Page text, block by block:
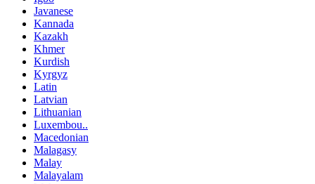
Javanese
Kannada
Kazakh
Khmer
Kurdish
Kyrgyz
Latin
Latvian
Lithuanian
Luxembou..
Macedonian
Malagasy
Malay
Malayalam